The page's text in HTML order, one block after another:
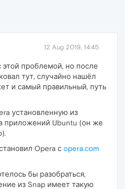
12 Aug 2019, 14:45
этой проблемой, но после
тут, случайно нашёл
и самый правильный, путь
установленную из
приложений Ubuntu (он же
Opera с opera.com
бы разобраться,
из Snap имеет такую